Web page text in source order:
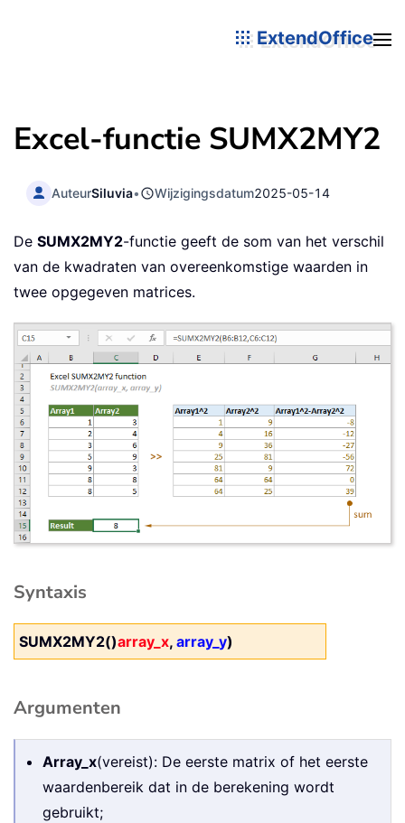
ExtendOffice
Excel-functie SUMX2MY2
AuteurSiluvia• Wijzigingsdatum2025-05-14
De SUMX2MY2-functie geeft de som van het verschil
van de kwadraten van overeenkomstige waarden in
twee opgegeven matrices.
Syntaxis
SUMX2MY2()array_x, array_y)
Argumenten
Array_x(vereist): De eerste matrix of het eerste
waardenbereik dat in de berekening wordt
gebruikt;